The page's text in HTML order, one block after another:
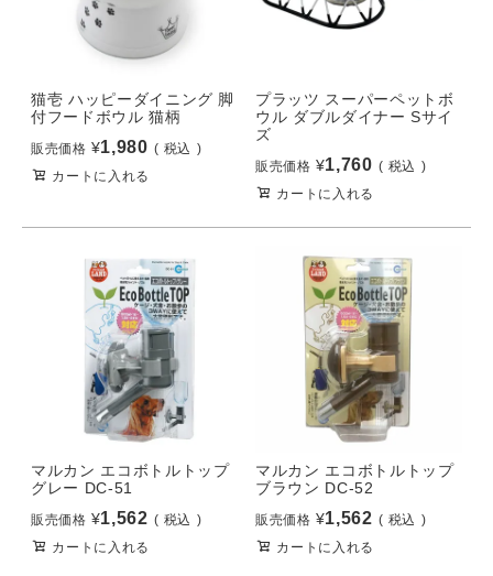
猫壱 ハッピーダイニング 脚
付フードボウル 猫柄
販売価格 ¥1,980
税込
カートに入れる
プラッツ スーパーペットボ
ウル ダブルダイナー Sサイ
ズ
販売価格 ¥1,760
税込
カートに入れる
マルカン エコボトルトップ
グレー DC-51
販売価格 ¥1,562
税込
カートに入れる
マルカン エコボトルトップ
ブラウン DC-52
販売価格 ¥1,562
税込
カートに入れる